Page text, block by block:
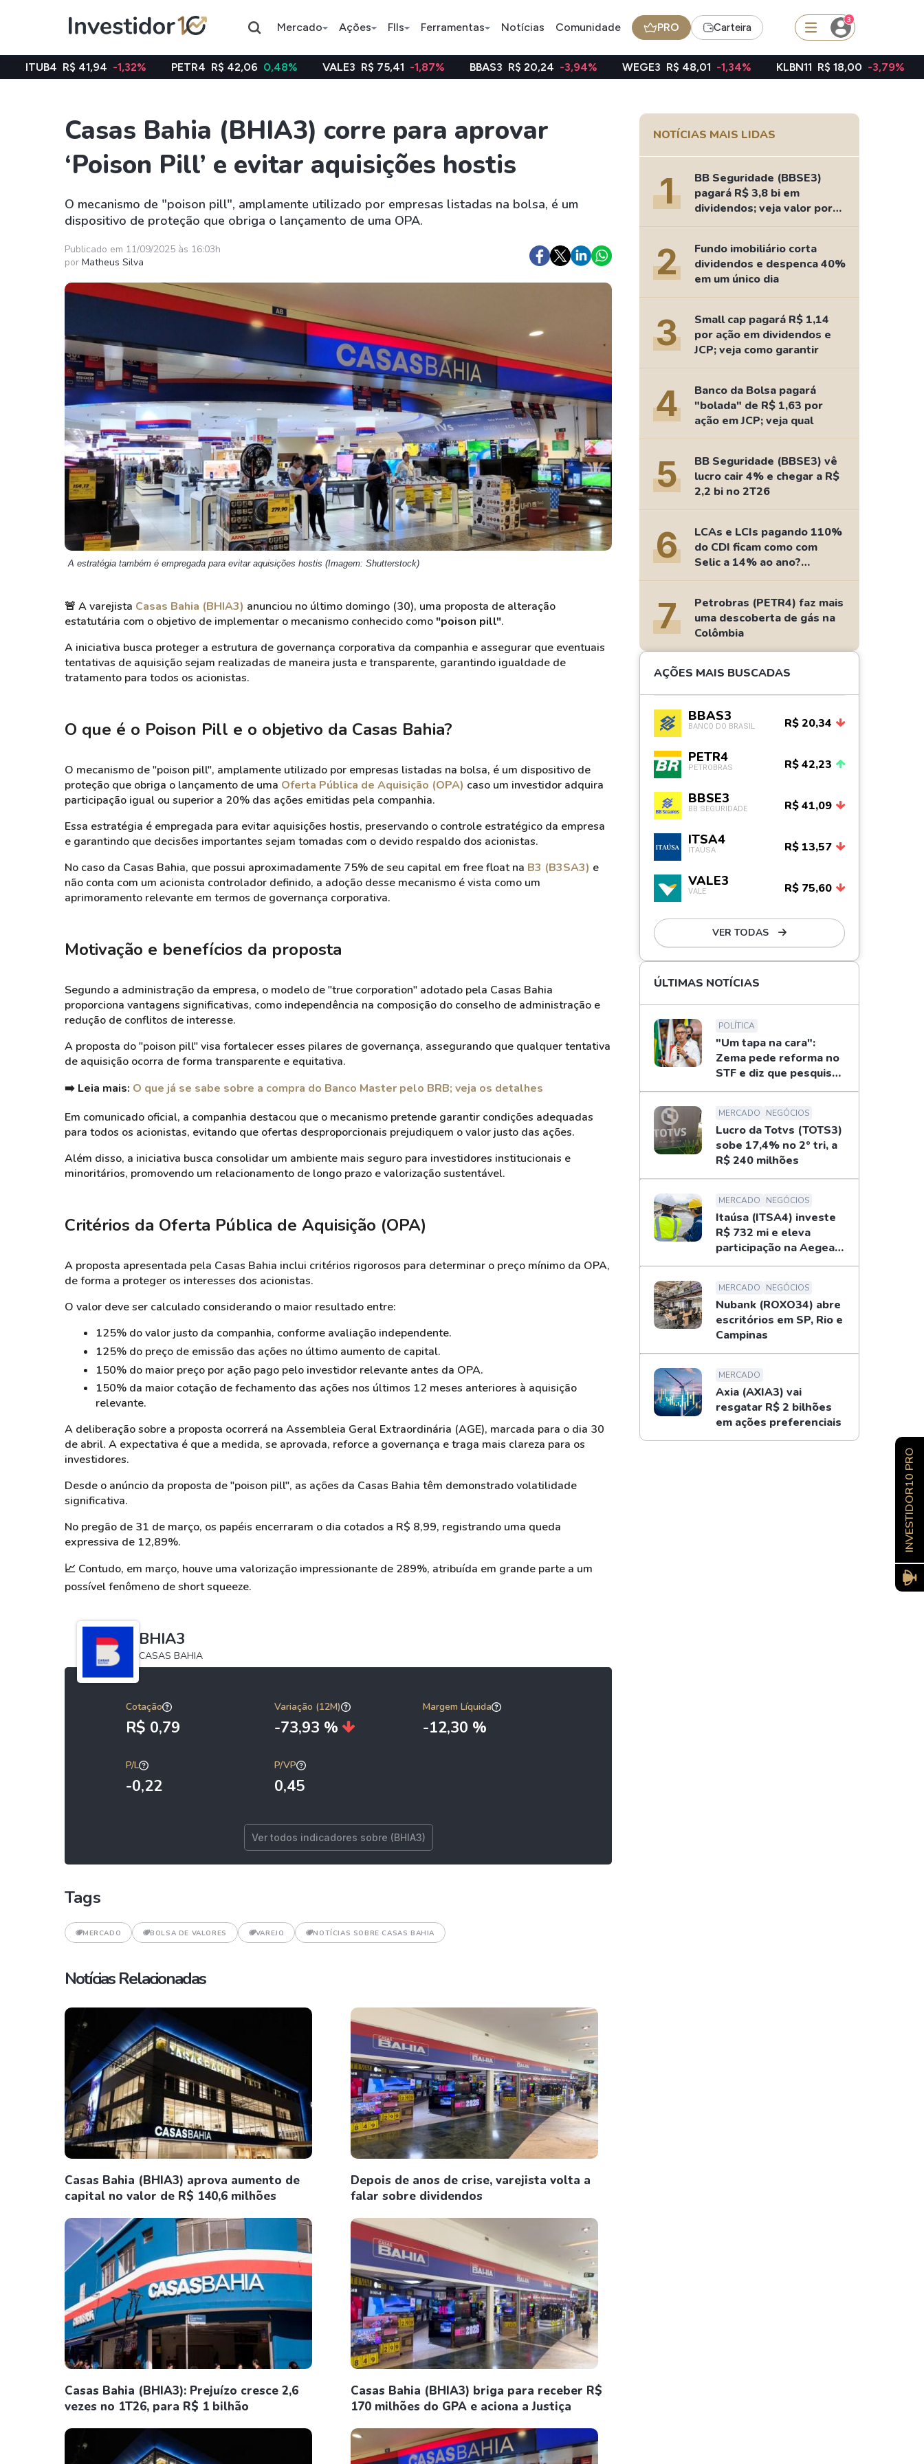
Mercado Ações FIIs Ferramentas Notícias Comunidade PRO Carteira
3
Assuntos do momento
Índice
Ibovespa
Índice
Selic
Índice
Bradesco
Ação
Petrobras TRXF11
Ações
Taesa
Itausa
Ambev
Petrobrás
Ver todos
FIIs
XPML11
HGLG11
XPLG11
KNCR11
Ver todos
ETFs
GOLD11
XINA11
Ver todos
Coca-Cola
Ver todos
Criptomoedas
Bitcoin
Ethereum
Binance Coin - BNB
Ver todos
Ideias
Agenda de Dividendos
Radar do Dividendo Inteligente
As Ações Mais Buscadas
Guia do Iniciante
R$ 41,94 -1,32% PETR4 R$ 42,06 0,48% VALE3 R$ 75,41 -1,87% BBAS3 R$ 20,24 -3,94% WEGE3 R$ 48,01 -1,34% KLBN11 R$ 18,00 -3,79% TAEE11
Casas Bahia (BHIA3) corre para aprovar
‘Poison Pill’ e evitar aquisições hostis
O mecanismo de "poison pill", amplamente utilizado por empresas listadas na bolsa, é um
dispositivo de proteção que obriga o lançamento de uma OPA.
Publicado em 11/09/2025 às 16:03h
por Matheus Silva
A estratégia também é empregada para evitar aquisições hostis (Imagem: Shutterstock)
🚨 A varejista Casas Bahia (BHIA3) anunciou no último domingo (30), uma proposta de alteração
estatutária com o objetivo de implementar o mecanismo conhecido como "poison pill".
A iniciativa busca proteger a estrutura de governança corporativa da companhia e assegurar que eventuais
tentativas de aquisição sejam realizadas de maneira justa e transparente, garantindo igualdade de
tratamento para todos os acionistas.
O que é o Poison Pill e o objetivo da Casas Bahia?
O mecanismo de "poison pill", amplamente utilizado por empresas listadas na bolsa, é um dispositivo de
proteção que obriga o lançamento de uma Oferta Pública de Aquisição (OPA) caso um investidor adquira
participação igual ou superior a 20% das ações emitidas pela companhia.
Essa estratégia é empregada para evitar aquisições hostis, preservando o controle estratégico da empresa
e garantindo que decisões importantes sejam tomadas com o devido respaldo dos acionistas.
No caso da Casas Bahia, que possui aproximadamente 75% de seu capital em free float na B3 (B3SA3) e
não conta com um acionista controlador definido, a adoção desse mecanismo é vista como um
aprimoramento relevante em termos de governança corporativa.
Motivação e benefícios da proposta
Segundo a administração da empresa, o modelo de "true corporation" adotado pela Casas Bahia
proporciona vantagens significativas, como independência na composição do conselho de administração e
redução de conflitos de interesse.
A proposta do "poison pill" visa fortalecer esses pilares de governança, assegurando que qualquer tentativa
de aquisição ocorra de forma transparente e equitativa.
➡️ Leia mais: O que já se sabe sobre a compra do Banco Master pelo BRB; veja os detalhes
Em comunicado oficial, a companhia destacou que o mecanismo pretende garantir condições adequadas
para todos os acionistas, evitando que ofertas desproporcionais prejudiquem o valor justo das ações.
Além disso, a iniciativa busca consolidar um ambiente mais seguro para investidores institucionais e
minoritários, promovendo um relacionamento de longo prazo e valorização sustentável.
Critérios da Oferta Pública de Aquisição (OPA)
A proposta apresentada pela Casas Bahia inclui critérios rigorosos para determinar o preço mínimo da OPA,
de forma a proteger os interesses dos acionistas.
O valor deve ser calculado considerando o maior resultado entre:
125% do valor justo da companhia, conforme avaliação independente.
125% do preço de emissão das ações no último aumento de capital.
150% do maior preço por ação pago pelo investidor relevante antes da OPA.
150% da maior cotação de fechamento das ações nos últimos 12 meses anteriores à aquisição
relevante.
A deliberação sobre a proposta ocorrerá na Assembleia Geral Extraordinária (AGE), marcada para o dia 30
de abril. A expectativa é que a medida, se aprovada, reforce a governança e traga mais clareza para os
investidores.
Desde o anúncio da proposta de "poison pill", as ações da Casas Bahia têm demonstrado volatilidade
significativa.
No pregão de 31 de março, os papéis encerraram o dia cotados a R$ 8,99, registrando uma queda
expressiva de 12,89%.
📈 Contudo, em março, houve uma valorização impressionante de 289%, atribuída em grande parte a um
possível fenômeno de short squeeze.
BHIA3
CASAS BAHIA
Cotação
R$ 0,79
Variação (12M)
-73,93 %
Margem Líquida
-12,30 %
P/L
-0,22
P/VP
0,45
Ver todos indicadores sobre (BHIA3)
Tags
MERCADO BOLSA DE VALORES VAREJO NOTÍCIAS SOBRE CASAS BAHIA
Notícias Relacionadas
Casas Bahia (BHIA3) aprova aumento de
capital no valor de R$ 140,6 milhões
Depois de anos de crise, varejista volta a
falar sobre dividendos
Casas Bahia (BHIA3): Prejuízo cresce 2,6
vezes no 1T26, para R$ 1 bilhão
Casas Bahia (BHIA3) briga para receber R$
170 milhões do GPA e aciona a Justiça
NOTÍCIAS MAIS LIDAS
1
BB Seguridade (BBSE3)
pagará R$ 3,8 bi em
dividendos; veja valor por
ação
2
Fundo imobiliário corta
dividendos e despenca 40%
em um único dia
3
Small cap pagará R$ 1,14
por ação em dividendos e
JCP; veja como garantir
4
Banco da Bolsa pagará
"bolada" de R$ 1,63 por
ação em JCP; veja qual
5
BB Seguridade (BBSE3) vê
lucro cair 4% e chegar a R$
2,2 bi no 2T26
6
LCAs e LCIs pagando 110%
do CDI ficam como com
Selic a 14% ao ano?
Fizemos as contas
7
Petrobras (PETR4) faz mais
uma descoberta de gás na
Colômbia
AÇÕES MAIS BUSCADAS
BBAS3
BANCO DO BRASIL R$ 20,34
PETR4
PETROBRAS R$ 42,23
BBSE3
BB SEGURIDADE R$ 41,09
ITSA4
ITAÚSA R$ 13,57
VALE3
VALE R$ 75,60
VER TODAS
ÚLTIMAS NOTÍCIAS
POLÍTICA
"Um tapa na cara":
Zema pede reforma no
STF e diz que pesquisas
não definem eleições
MERCADO NEGÓCIOS
Lucro da Totvs (TOTS3)
sobe 17,4% no 2º tri, a
R$ 240 milhões
MERCADO NEGÓCIOS
Itaúsa (ITSA4) investe
R$ 732 mi e eleva
participação na Aegea
para 14%
MERCADO NEGÓCIOS
Nubank (ROXO34) abre
escritórios em SP, Rio e
Campinas
MERCADO
Axia (AXIA3) vai
resgatar R$ 2 bilhões
em ações preferenciais
INVESTIDOR10 PRO